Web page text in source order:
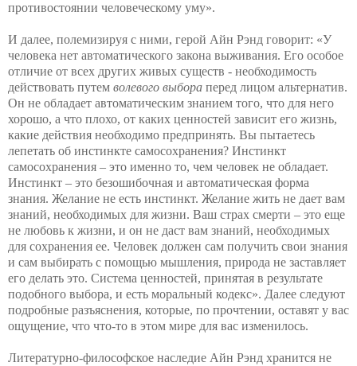
противостоянии человеческому уму».
И далее, полемизируя с ними, герой Айн Рэнд говорит: «У
человека нет автоматического закона выживания. Его особое
отличие от всех других живых существ - необходимость
действовать путем волевого выбора перед лицом альтернатив.
Он не обладает автоматическим знанием того, что для него
хорошо, а что плохо, от каких ценностей зависит его жизнь,
какие действия необходимо предпринять. Вы пытаетесь
лепетать об инстинкте самосохранения? Инстинкт
самосохранения – это именно то, чем человек не обладает.
Инстинкт – это безошибочная и автоматическая форма
знания. Желание не есть инстинкт. Желание жить не дает вам
знаний, необходимых для жизни. Ваш страх смерти – это еще
не любовь к жизни, и он не даст вам знаний, необходимых
для сохранения ее. Человек должен сам получить свои знания
и сам выбирать с помощью мышления, природа не заставляет
его делать это. Система ценностей, принятая в результате
подобного выбора, и есть моральный кодекс». Далее следуют
подробные разъяснения, которые, по прочтении, оставят у вас
ощущение, что что-то в этом мире для вас изменилось.
Литературно-философское наследие Айн Рэнд хранится не